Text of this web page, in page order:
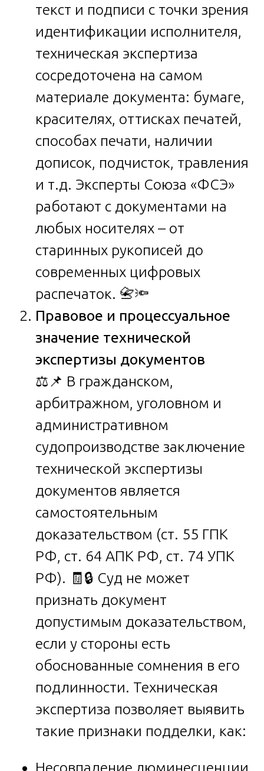
текст и подписи с точки зрения
идентификации исполнителя,
техническая экспертиза
сосредоточена на самом
материале документа: бумаге,
красителях, оттисках печатей,
способах печати, наличии
дописок, подчисток, травления
и т.д. Эксперты Союза «ФСЭ»
работают с документами на
любых носителях – от
старинных рукописей до
современных цифровых
распечаток. 📇🔦
Правовое и процессуальное
значение технической
экспертизы документов
⚖️📌 В гражданском,
арбитражном, уголовном и
административном
судопроизводстве заключение
технической экспертизы
документов является
самостоятельным
доказательством (ст. 55 ГПК
РФ, ст. 64 АПК РФ, ст. 74 УПК
РФ). 🧾🔒 Суд не может
признать документ
допустимым доказательством,
если у стороны есть
обоснованные сомнения в его
подлинности. Техническая
экспертиза позволяет выявить
такие признаки подделки, как:
Несовпадение люминесценции